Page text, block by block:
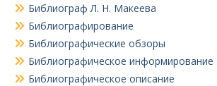
Библиограф Л. Н. Макеева
Библиографирование
Библиографические обзоры
Библиографическое информирование
Библиографическое описание